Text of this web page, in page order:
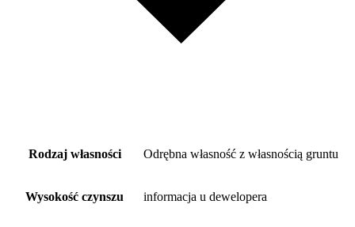
Rodzaj własności Odrębna własność z własnością gruntu
Wysokość czynszu informacja u dewelopera